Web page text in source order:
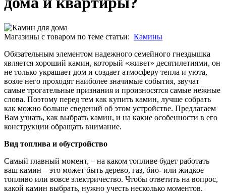
Магазины с товаром по теме статьи: Камины
Обязательным элементом надежного семейного гнездышка
является хороший камин, который «живет» десятилетиями, он
не только украшает дом и создает атмосферу тепла и уюта,
возле него проходят наиболее значимые события, звучат
самые трогательные признания и произносятся самые нежные
слова. Поэтому перед тем как купить камин, лучше собрать
как можно больше сведений об этом устройстве. Предлагаем
Вам узнать, как выбрать камин, и на какие особенности в его
конструкции обращать внимание.
Вид топлива и обустройство
Самый главный момент, – на каком топливе будет работать
ваш камин – это может быть дерево, газ, био- или жидкое
топливо или вовсе электричество. Чтобы ответить на вопрос,
какой камин выбрать, нужно учесть несколько моментов.